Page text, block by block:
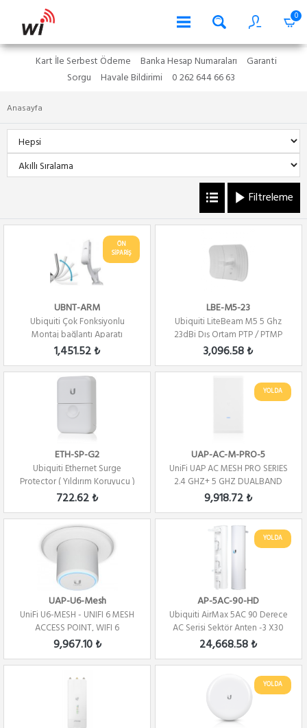
0
Kart İle Serbest Ödeme Banka Hesap Numaraları
Garanti
Sorgu
Havale Bildirimi 0 262 644 66 63
Anasayfa
Filtreleme
ÖN
SİPARİŞ
UBNT-ARM
Ubiquiti Çok Fonksiyonlu
Montaj bağlantı Aparatı
1,451.52 ₺
LBE-M5-23
Ubiquiti LiteBeam M5 5 Ghz
23dBi Dış Ortam PTP / PTMP
3,096.58 ₺
ETH-SP-G2
Ubiquiti Ethernet Surge
Protector ( Yıldırım Koruyucu )
G2
722.62 ₺
YOLDA
UAP-AC-M-PRO-5
UniFi UAP AC MESH PRO SERIES
2.4 GHZ+ 5 GHZ DUALBAND
5PACK
9,918.72 ₺
UAP-U6-Mesh
UniFi U6-MESH - UNIFI 6 MESH
ACCESS POINT, WIFI 6
9,967.10 ₺
YOLDA
AP-5AC-90-HD
Ubiquiti AirMax 5AC 90 Derece
AC Serisi Sektör Anten -3 X30
DERECE
24,668.58 ₺
YOLDA